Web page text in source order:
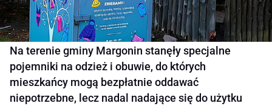
Na terenie gminy Margonin stanęły specjalne
pojemniki na odzież i obuwie, do których
mieszkańcy mogą bezpłatnie oddawać
niepotrzebne, lecz nadal nadające się do użytku